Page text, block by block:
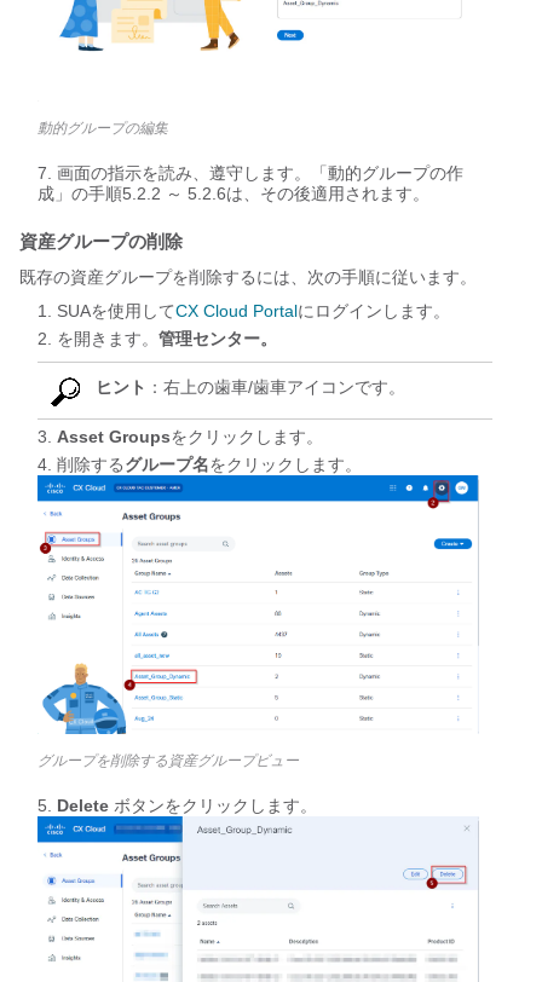
動的グループの編集
画面の指示を読み、遵守します。「動的グループの作
成」の手順5.2.2 ～ 5.2.6は、その後適用されます。
資産グループの削除
既存の資産グループを削除するには、次の手順に従います。
SUAを使用してCX Cloud Portalにログインします。
を開きます。 管理センター。
ヒント ：右上の歯車/歯車アイコンです。
Asset Groupsをクリックします。
削除するグループ名をクリックします。
グループを削除する資産グループビュー
Delete ボタンをクリックします。